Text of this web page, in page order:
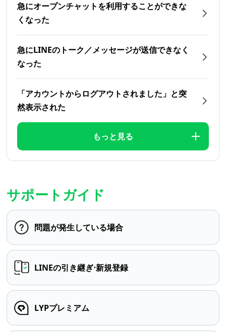
急にオープンチャットを利用することができな
くなった
急にLINEのトーク／メッセージが送信できなく
なった
「アカウントからログアウトされました」と突
然表示された
もっと見る
サポートガイド
問題が発生している場合
LINEの引き継ぎ⋅新規登録
LYPプレミアム